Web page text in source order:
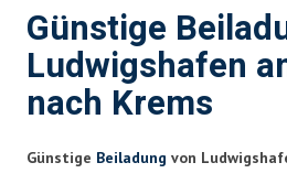
Günstige
Ludwigshafen
nach Krems
Günstige Beiladung von